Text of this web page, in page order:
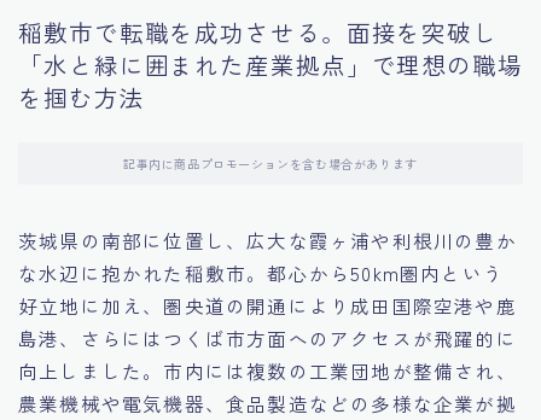
11.オンライン面接の成功への鍵
12.転職先企業の文化を深く理解する
14.キャリアアップのための面接戦略
15.職場適応力をアピールする方法
16.エージェントと良好な関係を築く方法
稲敷市で転職を成功させる。面接を突破し
「水と緑に囲まれた産業拠点」で理想の職場
を掴む方法
記事内に商品プロモーションを含む場合があります
茨城県の南部に位置し、広大な霞ヶ浦や利根川の豊か
な水辺に抱かれた稲敷市。都心から50km圏内という
好立地に加え、圏央道の開通により成田国際空港や鹿
島港、さらにはつくば市方面へのアクセスが飛躍的に
向上しました。市内には複数の工業団地が整備され、
農業機械や電気機器、食品製造などの多様な企業が拠